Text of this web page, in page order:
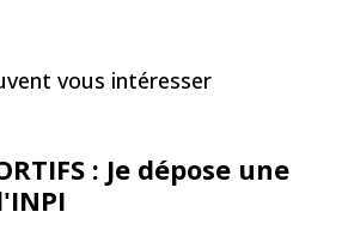
vous intéresser
: Je dépose une